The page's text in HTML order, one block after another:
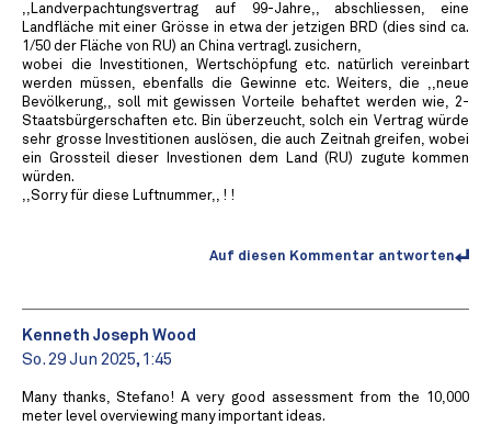
,,Landverpachtungsvertrag auf 99-Jahre,, abschliessen, eine
Landfläche mit einer Grösse in etwa der jetzigen BRD (dies sind ca.
1/50 der Fläche von RU) an China vertragl. zusichern,
wobei die Investitionen, Wertschöpfung etc. natürlich vereinbart
werden müssen, ebenfalls die Gewinne etc. Weiters, die ,,neue
Bevölkerung,, soll mit gewissen Vorteile behaftet werden wie, 2-
Staatsbürgerschaften etc. Bin überzeucht, solch ein Vertrag würde
sehr grosse Investitionen auslösen, die auch Zeitnah greifen, wobei
ein Grossteil dieser Investionen dem Land (RU) zugute kommen
würden.
,,Sorry für diese Luftnummer,, ! !
Auf diesen Kommentar antworten
Kenneth Joseph Wood
So. 29 Jun 2025, 1:45
Many thanks, Stefano! A very good assessment from the 10,000
meter level overviewing many important ideas.